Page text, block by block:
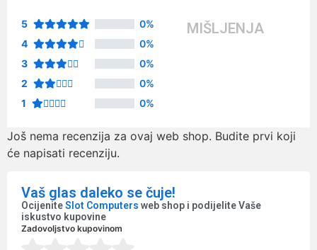
5
0%
4
0%
3
0%
2
0%
1
0%
MIŠLJENJA
Još nema recenzija za ovaj web shop. Budite prvi koji
će napisati recenziju.
Vaš glas daleko se čuje!
OcijeniteSlot Computers web shop i podijelite Vaše
iskustvo kupovine
Zadovoljstvo kupovinom